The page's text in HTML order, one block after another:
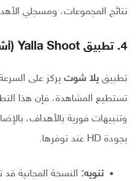
نتائج المجموعات، ومسجلي
4. تطبيق Yalla Shoot (أشهر تطبيقات المتابعة)
تطبيق يلا شوت يركز على
تستطيع المشاهدة، فإن هذا
وتنبيهات فورية بالأهداف،
بجودة HD عند توفرها.
تنويه: النسخة المجانية